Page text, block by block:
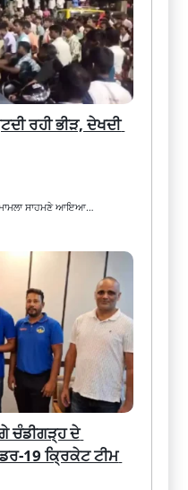
ਰਹੀ ਭੀੜ, ਦੇਖਦੀ
ਸਾਹਮਣੇ ਆਇਆ…
ਚੰਡੀਗੜ੍ਹ ਦੇ
19 ਕ੍ਰਿਕੇਟ ਟੀਮ